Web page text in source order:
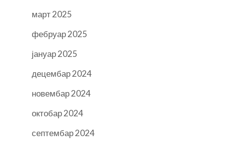
март 2025
фебруар 2025
јануар 2025
децембар 2024
новембар 2024
октобар 2024
септембар 2024